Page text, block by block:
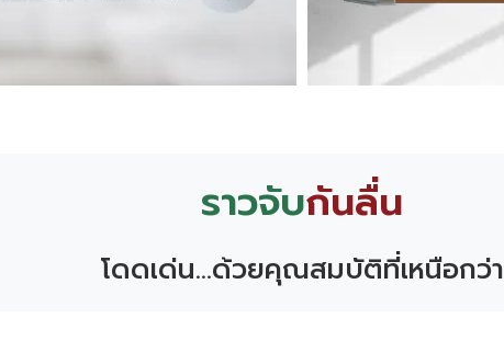
ราวจับกันลื่น
โดดเด่น...ด้วยคุณสมบัติที่เหนือกว่า